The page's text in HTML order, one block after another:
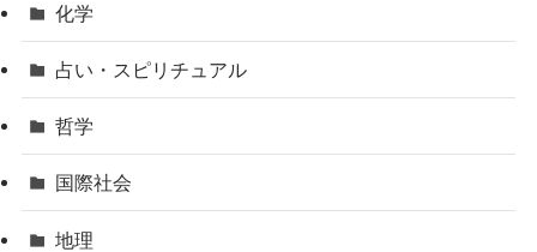
化学
占い・スピリチュアル
哲学
国際社会
地理